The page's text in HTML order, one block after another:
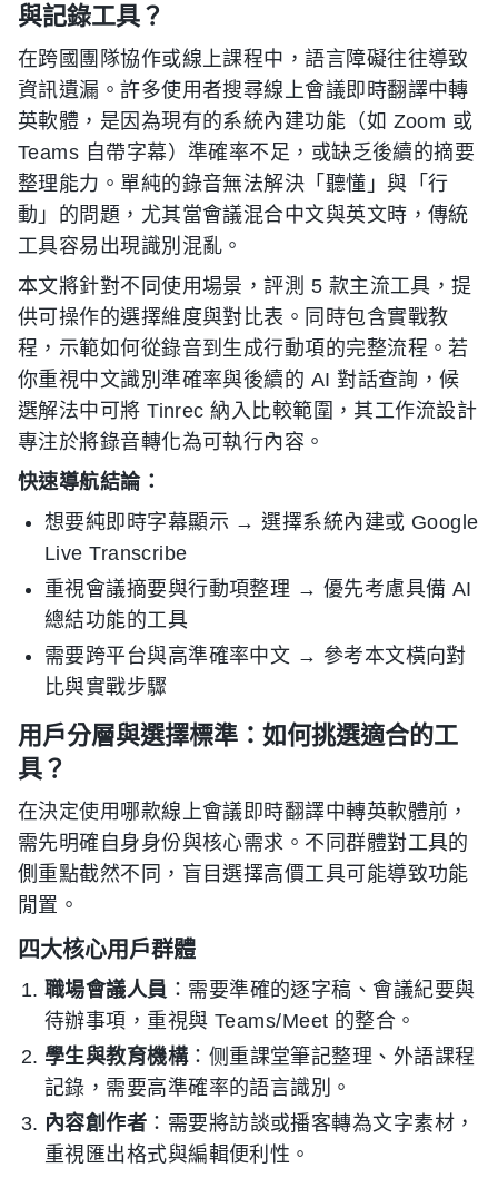
與記錄工具？
在跨國團隊協作或線上課程中，語言障礙往往導致
資訊遺漏。許多使用者搜尋線上會議即時翻譯中轉
英軟體，是因為現有的系統內建功能（如 Zoom 或
Teams 自帶字幕）準確率不足，或缺乏後續的摘要
整理能力。單純的錄音無法解決「聽懂」與「行
動」的問題，尤其當會議混合中文與英文時，傳統
工具容易出現識別混亂。
本文將針對不同使用場景，評測 5 款主流工具，提
供可操作的選擇維度與對比表。同時包含實戰教
程，示範如何從錄音到生成行動項的完整流程。若
你重視中文識別準確率與後續的 AI 對話查詢，候
選解法中可將 Tinrec 納入比較範圍，其工作流設計
專注於將錄音轉化為可執行內容。
快速導航結論：
想要純即時字幕顯示 → 選擇系統內建或 Google
Live Transcribe
重視會議摘要與行動項整理 → 優先考慮具備 AI
總結功能的工具
需要跨平台與高準確率中文 → 參考本文橫向對
比與實戰步驟
用戶分層與選擇標準：如何挑選適合的工
具？
在決定使用哪款線上會議即時翻譯中轉英軟體前，
需先明確自身身份與核心需求。不同群體對工具的
側重點截然不同，盲目選擇高價工具可能導致功能
閒置。
四大核心用戶群體
職場會議人員 ：需要準確的逐字稿、會議紀要與
待辦事項，重視與 Teams/Meet 的整合。
學生與教育機構：侧重課堂筆記整理、外語課程
記錄，需要高準確率的語言識別。
內容創作者 ：需要將訪談或播客轉為文字素材，
重視匯出格式與編輯便利性。